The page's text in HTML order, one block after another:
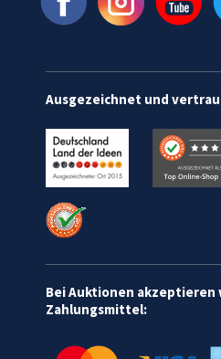
Ausgezeichnet und
Bei Auktionen
Zahlungsmittel: